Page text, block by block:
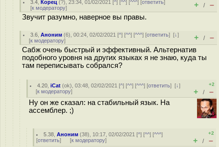
3.4 ,Корец (?), 23:34, 01/02/2021 [^] [^^] [^^^] [ответить]
[к модератору] + / –
Звучит разумно, наверное вы правы.
3.6 ,Аноним (6), 00:24, 02/02/2021 [^] [^^] [^^^] [ответить][↓]
[к модератору] + / –
Сабж очень быстрый и эффективный. Альтернатив
подобного уровня на других языках я не знаю, куда ты
там переписывать собрался?
4.20 ,iCat (ok), 03:48, 02/02/2021 [^] [^^] [^^^] [ответить][↓]
[к модератору]
+2
+ / –
Ну он же сказал: на стабильный язык. На
ассемблер. ;)
5.38 ,Аноним (38), 10:17, 02/02/2021 [^] [^^] [^^^]
[ответить] [к модератору]
+2
+ / –